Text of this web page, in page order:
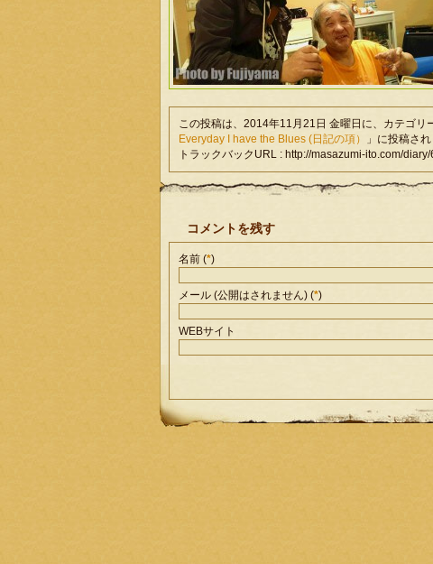
この投稿は、2014年11月21日 金曜日に、カテゴリ
Everyday I have the Blues (日記の項）
」に投稿され
トラックバックURL : http://masazumi-ito.com/
コメントを残す
名前 (*)
メール (公開はされません) (*)
WEBサイト